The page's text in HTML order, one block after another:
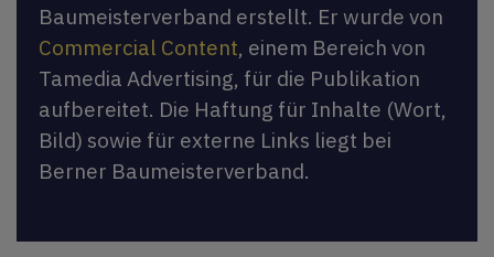
Baumeisterverband erstellt. Er wurde von
Commercial Content, einem Bereich von
Tamedia Advertising, für die Publikation
aufbereitet. Die Haftung für Inhalte (Wort,
Bild) sowie für externe Links liegt bei
Berner Baumeisterverband.